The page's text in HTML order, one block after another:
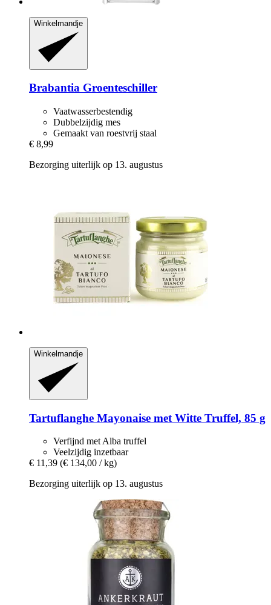
Winkelmandje
Brabantia Groenteschiller
Vaatwasserbestendig
Dubbelzijdig mes
Gemaakt van roestvrij staal
€ 8,99
Bezorging uiterlijk op 13. augustus
Winkelmandje
Tartuflanghe Mayonaise met Witte Truffel, 85 g
Verfijnd met Alba truffel
Veelzijdig inzetbaar
€ 11,39 (€ 134,00 / kg)
Bezorging uiterlijk op 13. augustus